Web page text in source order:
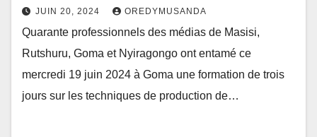
JUIN 20, 2024 OREDYMUSANDA
Quarante professionnels des médias de Masisi,
Rutshuru, Goma et Nyiragongo ont entamé ce
mercredi 19 juin 2024 à Goma une formation de trois
jours sur les techniques de production de…